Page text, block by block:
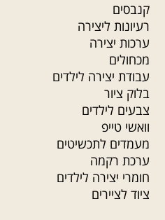
קנבסים
רעיונות ליצירה
ערכות יצירה
מכחולים
עבודת יצירה לילדים
בלוק ציור
צבעים לילדים
וואשי טייפ
מעמדים לתכשיטים
ערכת רקמה
חומרי יצירה לילדים
ציוד לציירים